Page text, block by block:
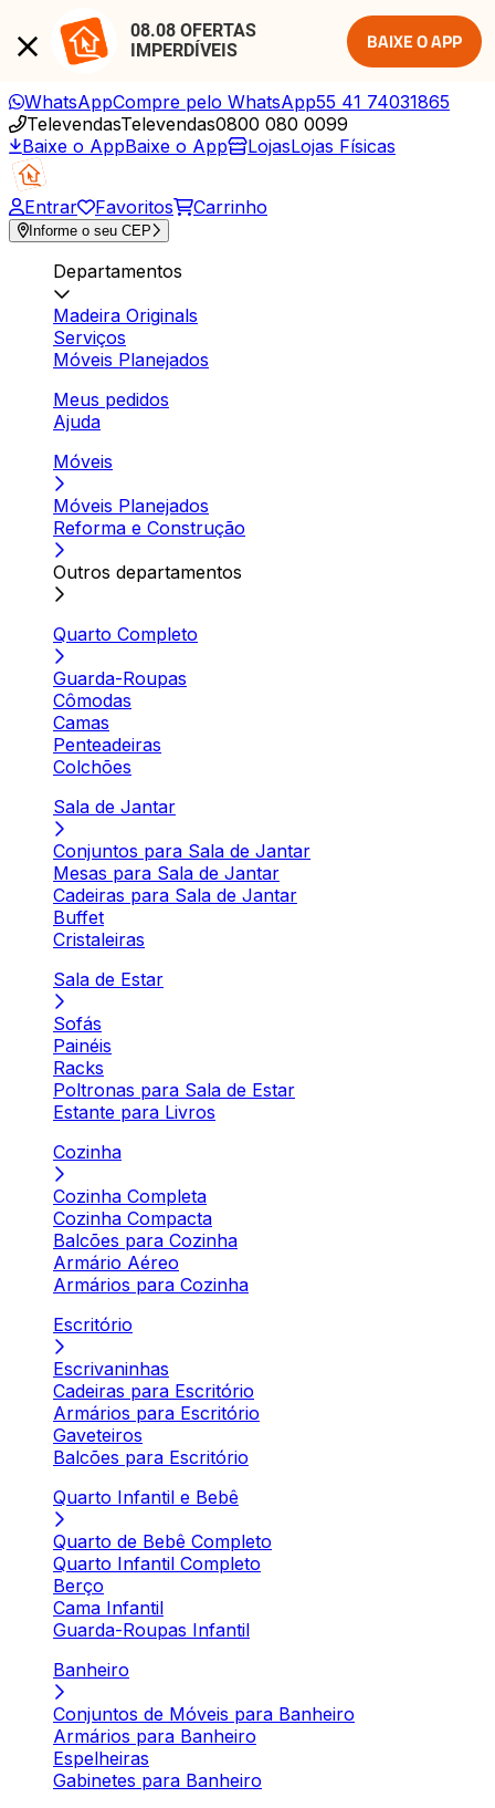
08.08 OFERTAS
IMPERDÍVEIS
BAIXE O APP
WhatsAppCompre pelo WhatsApp55 41 74031865
TelevendasTelevendas0800 080 0099
Baixe o AppBaixe o App LojasLojas Físicas
Entrar Favoritos Carrinho
Informe o seu CEP
Departamentos
Madeira Originals
Serviços
Móveis Planejados
Meus pedidos
Ajuda
Móveis
Móveis Planejados
Reforma e Construção
Outros departamentos
Quarto Completo
Guarda-Roupas
Cômodas
Camas
Penteadeiras
Colchões
Sala de Jantar
Conjuntos para Sala de Jantar
Mesas para Sala de Jantar
Cadeiras para Sala de Jantar
Buffet
Cristaleiras
Sala de Estar
Sofás
Painéis
Racks
Poltronas para Sala de Estar
Estante para Livros
Cozinha
Cozinha Completa
Cozinha Compacta
Balcões para Cozinha
Armário Aéreo
Armários para Cozinha
Escritório
Escrivaninhas
Cadeiras para Escritório
Armários para Escritório
Gaveteiros
Balcões para Escritório
Quarto Infantil e Bebê
Quarto de Bebê Completo
Quarto Infantil Completo
Berço
Cama Infantil
Guarda-Roupas Infantil
Banheiro
Conjuntos de Móveis para Banheiro
Armários para Banheiro
Espelheiras
Gabinetes para Banheiro